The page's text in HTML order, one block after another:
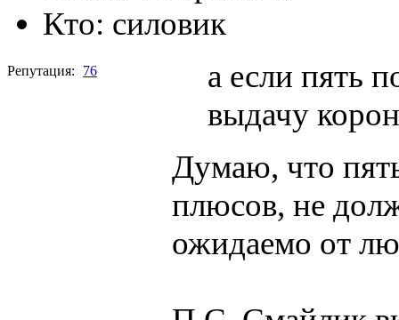
Кто: силовик
Репутация: 76
а если пять
выдачу
Думаю, что
плюсов, не
ожидаемо от